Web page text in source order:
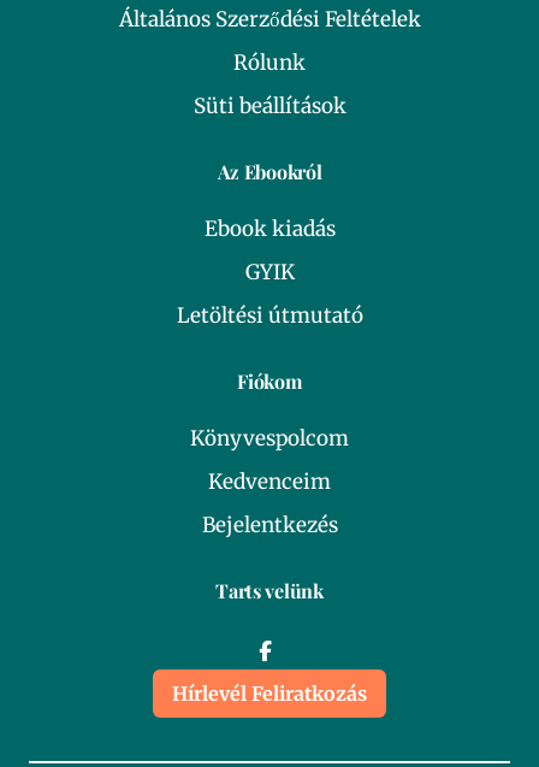
Általános Szerződési Feltételek
Rólunk
Süti beállítások
Az Ebookról
Ebook kiadás
GYIK
Letöltési útmutató
Fiókom
Könyvespolcom
Kedvenceim
Bejelentkezés
Tarts velünk
Hírlevél Feliratkozás